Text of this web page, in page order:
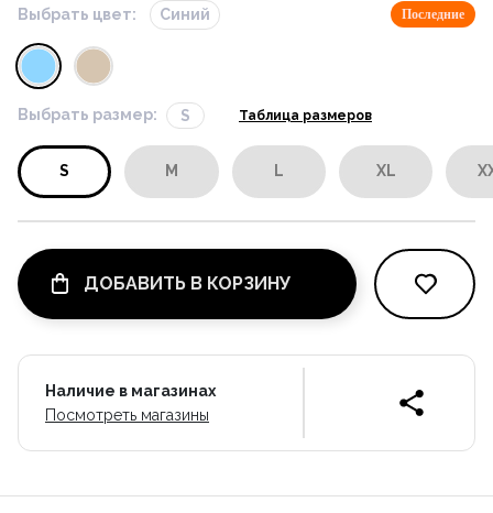
Выбрать цвет: Синий Последние
Выбрать размер: S Таблица размеров
S M L XL
ДОБАВИТЬ В КОРЗИНУ
Наличие в магазинах
Посмотреть магазины